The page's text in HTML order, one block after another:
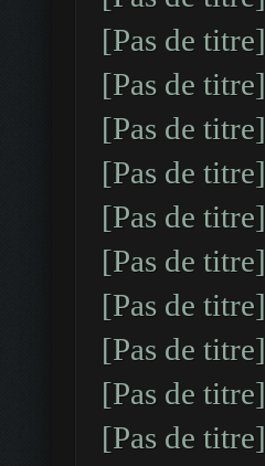
[Pas de titre]
[Pas de titre]
[Pas de titre]
[Pas de titre]
[Pas de titre]
[Pas de titre]
[Pas de titre]
[Pas de titre]
[Pas de titre]
[Pas de titre]